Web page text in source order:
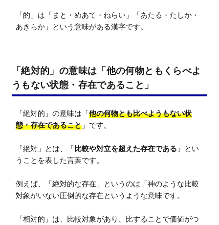
「的」は「まと・めあて・ねらい」「あたる・たしか・
あきらか」という意味がある漢字です。
「絶対的」の意味は「他の何物ともくらべよ
うもない状態・存在であること」
「絶対的」の意味は「他の何物とも比べようもない状
態・存在であること 」です。
「絶対」とは、「比較や対立を超えた存在である 」とい
うことを表した言葉です。
例えば、「絶対的な存在」というのは「神のような比較
対象がいない圧倒的な存在というような意味です。
「相対的」は、比較対象があり、比することで価値がつ